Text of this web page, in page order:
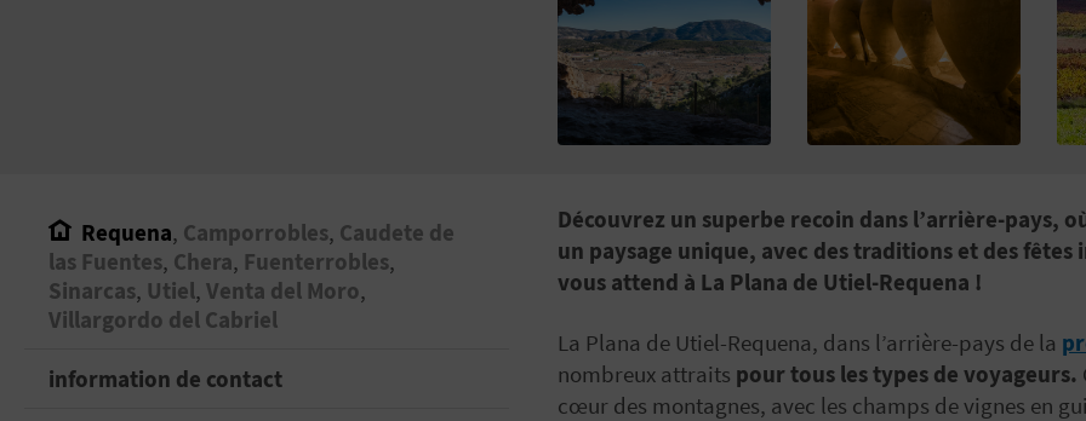
Requena, Camporrobles, Caudete de
las Fuentes, Chera, Fuenterrobles,
Sinarcas, Utiel, Venta del Moro,
Villargordo del Cabriel
information de contact
Découvrez un superbe recoin dans l’arrière-pays,
un paysage unique, avec des traditions et des
vous attend à La Plana de Utiel-Requena !
La Plana de Utiel-Requena, dans l’arrière-pays de la
nombreux attraits pour tous les types de voyageurs.
cœur des montagnes, avec les champs de vignes en